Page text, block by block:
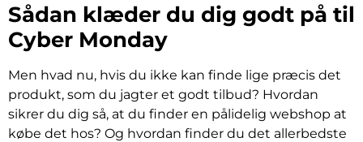
Sådan klæder du dig godt på til
Cyber Monday
Men hvad nu, hvis du ikke kan finde lige præcis det
produkt, som du jagter et godt tilbud? Hvordan
sikrer du dig så, at du finder en pålidelig webshop at
købe det hos? Og hvordan finder du det allerbedste